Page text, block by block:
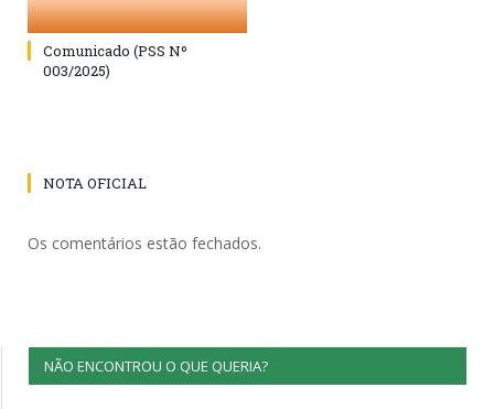
Comunicado (PSS Nº
003/2025)
NOTA OFICIAL
Os comentários estão fechados.
NÃO ENCONTROU O QUE QUERIA?